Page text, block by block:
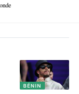
BÉNIN